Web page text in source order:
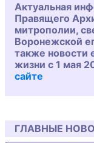
Актуальная
Правящего
митрополии,
Воронежской
также новости
жизни с 1 мая
сайте
ГЛАВНЫЕ